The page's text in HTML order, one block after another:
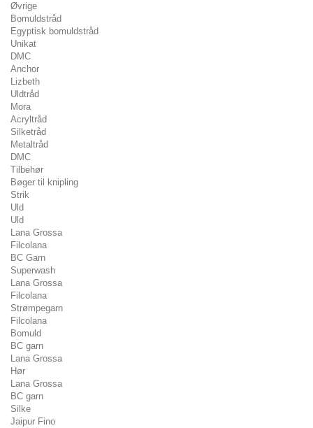
Øvrige
Bomuldstråd
Egyptisk bomuldstråd
Unikat
DMC
Anchor
Lizbeth
Uldtråd
Mora
Acryltråd
Silketråd
Metaltråd
DMC
Tilbehør
Bøger til knipling
Strik
Uld
Uld
Lana Grossa
Filcolana
BC Garn
Superwash
Lana Grossa
Filcolana
Strømpegarn
Filcolana
Bomuld
BC garn
Lana Grossa
Hør
Lana Grossa
BC garn
Silke
Jaipur Fino